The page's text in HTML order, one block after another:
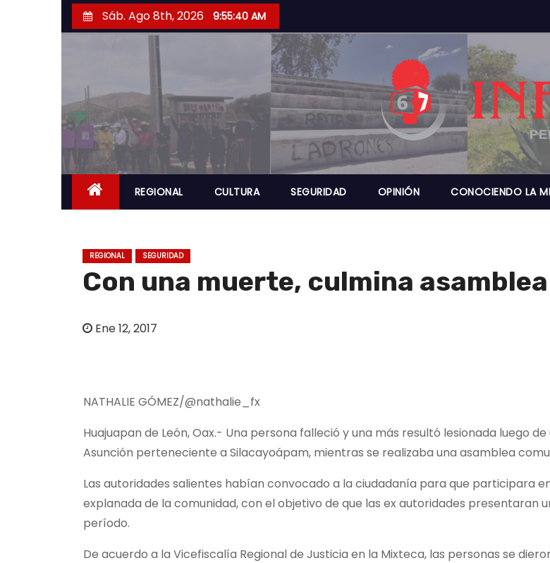
a
r
a
l
n
Sáb. Ago 8th, 2026 9:55:40 AM
REGIONAL CULTURA SEGURIDAD OPINIÓN CONOCIENDO LA
REGIONAL SEGURIDAD
Con una muerte, culmina
Ene 12, 2017
NATHALIE GÓMEZ/@nathalie_fx
Huajuapan de León, Oax.- Una persona falleció y una más resultó lesionada luego
Asunción perteneciente a Silacayoápam, mientras se realizaba una asamblea
Las autoridades salientes habían convocado a la ciudadanía para que participara
explanada de la comunidad, con el objetivo de que las ex autoridades presentaran
período.
De acuerdo a la Vicefiscalía Regional de Justicia en la Mixteca, las personas se